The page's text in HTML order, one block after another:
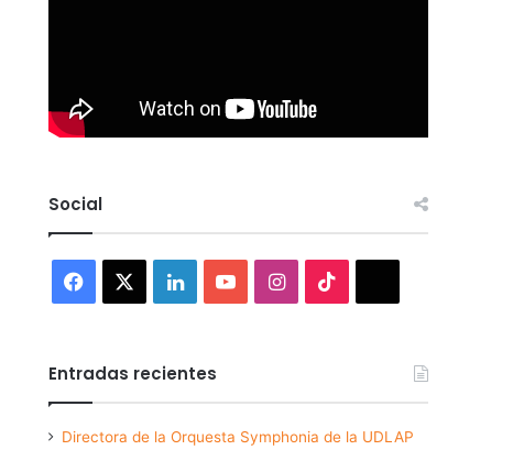
Social
Facebook LinkedInYouTubeInstagram
Entradas recientes
Directora de la Orquesta Symphonia de la UDLAP